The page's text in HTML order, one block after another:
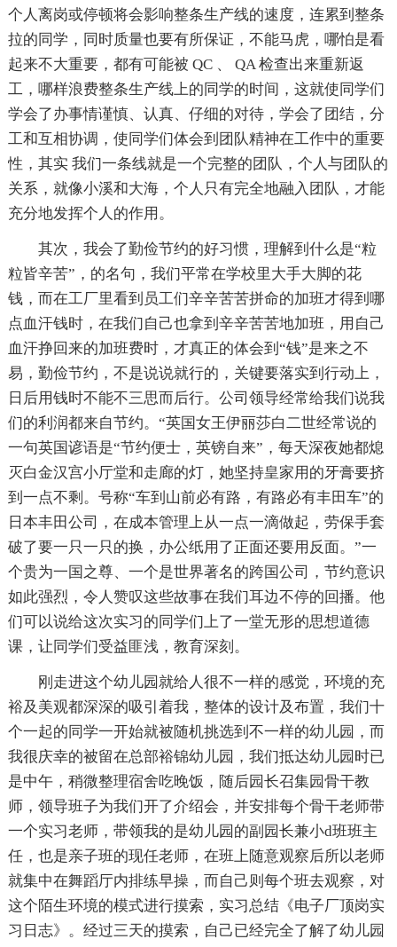
个人离岗或停顿将会影响整条生产线的速度，连累到整条
拉的同学，同时质量也要有所保证，不能马虎，哪怕是看
起来不大重要，都有可能被 QC 、 QA 检查出来重新返
工，哪样浪费整条生产线上的同学的时间，这就使同学们
学会了办事情谨慎、认真、仔细的对待，学会了团结，分
工和互相协调，使同学们体会到团队精神在工作中的重要
性，其实 我们一条线就是一个完整的团队，个人与团队的
关系，就像小溪和大海，个人只有完全地融入团队，才能
充分地发挥个人的作用。
其次，我会了勤俭节约的好习惯，理解到什么是“粒
粒皆辛苦”，的名句，我们平常在学校里大手大脚的花
钱，而在工厂里看到员工们辛辛苦苦拼命的加班才得到哪
点血汗钱时，在我们自己也拿到辛辛苦苦地加班，用自己
血汗挣回来的加班费时，才真正的体会到“钱”是来之不
易，勤俭节约，不是说说就行的，关键要落实到行动上，
日后用钱时不能不三思而后行。公司领导经常给我们说我
们的利润都来自节约。“英国女王伊丽莎白二世经常说的
一句英国谚语是“节约便士，英镑自来”，每天深夜她都熄
灭白金汉宫小厅堂和走廊的灯，她坚持皇家用的牙膏要挤
到一点不剩。号称“车到山前必有路，有路必有丰田车”的
日本丰田公司，在成本管理上从一点一滴做起，劳保手套
破了要一只一只的换，办公纸用了正面还要用反面。”一
个贵为一国之尊、一个是世界著名的跨国公司，节约意识
如此强烈，令人赞叹这些故事在我们耳边不停的回播。他
们可以说给这次实习的同学们上了一堂无形的思想道德
课，让同学们受益匪浅，教育深刻。
刚走进这个幼儿园就给人很不一样的感觉，环境的充
裕及美观都深深的吸引着我，整体的设计及布置，我们十
个一起的同学一开始就被随机挑选到不一样的幼儿园，而
我很庆幸的被留在总部裕锦幼儿园，我们抵达幼儿园时已
是中午，稍微整理宿舍吃晚饭，随后园长召集园骨干教
师，领导班子为我们开了介绍会，并安排每个骨干老师带
一个实习老师，带领我的是幼儿园的副园长兼小d班班主
任，也是亲子班的现任老师，在班上随意观察后所以老师
就集中在舞蹈厅内排练早操，而自己则每个班去观察，对
这个陌生环境的模式进行摸索，实习总结《电子厂顶岗实
习日志》。经过三天的摸索，自己已经完全了解了幼儿园